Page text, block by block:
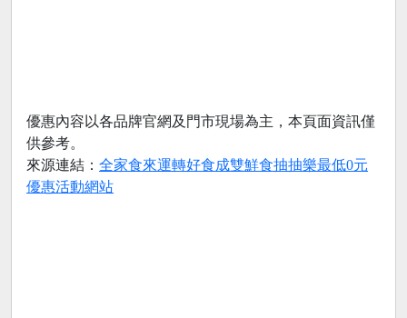
優惠內容以各品牌官網及門市現場為主，本頁面資訊僅
供參考。
來源連結： 全家食來運轉好食成雙鮮食抽抽樂最低0元
優惠活動網站